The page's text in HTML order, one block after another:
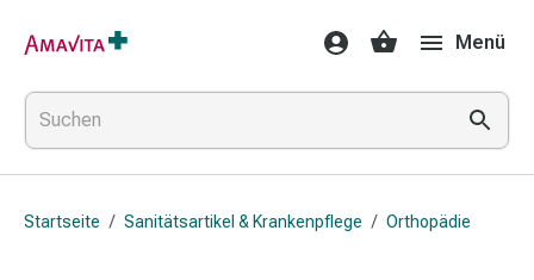
Medikamente
&
Behandlung
Hautverletzung
&
Wundheilung
Elastische
Menü
Startseite / Sanitätsartikel & Krankenpflege / Orthopädie